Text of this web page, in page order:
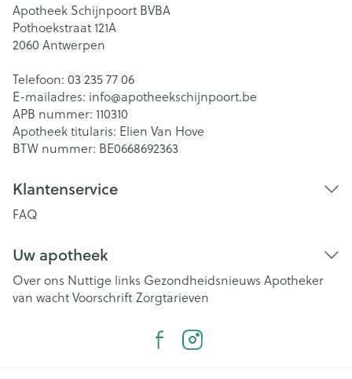
Apotheek Schijnpoort BVBA
Pothoekstraat 121A
2060 Antwerpen
Telefoon: 03 235 77 06
E-mailadres: info@apotheekschijnpoort.be
APB nummer: 110310
Apotheek titularis: Elien Van Hove
BTW nummer: BE0668692363
Klantenservice
FAQ
Uw apotheek
Over ons Nuttige links Gezondheidsnieuws Apotheker
van wachtVoorschriftZorgtarieven